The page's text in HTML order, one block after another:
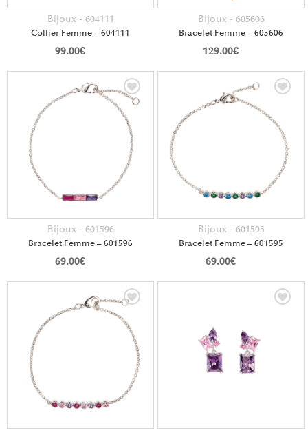
Bijoux - 604111
Collier Femme – 604111
99.00€
Bijoux - 605606
Bracelet Femme – 605606
129.00€
Bijoux - 601596
Bracelet Femme – 601596
69.00€
Bijoux - 601595
Bracelet Femme – 601595
69.00€